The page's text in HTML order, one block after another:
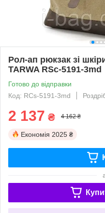
Рол-ап рюкзак зі
TARWA RSc-5191-3md
Готово до відправки
Код: RCs-5191-3md
2 137 ₴ 4 162 ₴
Економія 2025 ₴